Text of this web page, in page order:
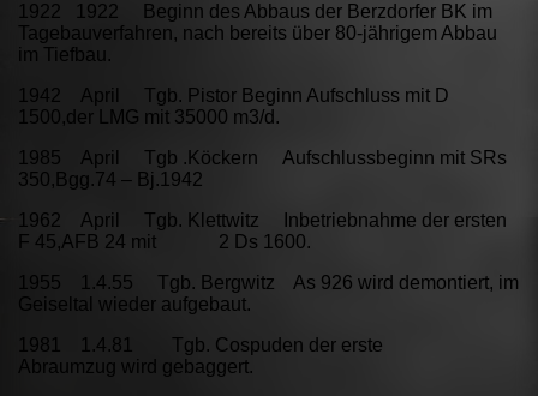
1922 1922 Beginn des Abbaus der Berzdorfer BK im
Tagebauverfahren, nach bereits über 80-jährigem Abbau
im Tiefbau.
1942 April Tgb. Pistor Beginn Aufschluss mit D
1500,der LMG mit 35000 m3/d.
1985 April Tgb .Köckern Aufschlussbeginn mit SRs
350,Bgg.74 – Bj.1942
1962 April Tgb. Klettwitz Inbetriebnahme der ersten
F 45,AFB 24 mit 2 Ds 1600.
1955 1.4.55 Tgb. Bergwitz As 926 wird demontiert, im
Geiseltal wieder aufgebaut.
1981 1.4.81 Tgb. Cospuden der erste
Abraumzug wird gebaggert.